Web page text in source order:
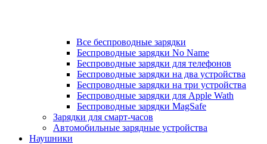
Все беспроводные зарядки
Беспроводные зарядки No Name
Беспроводные зарядки для телефонов
Беспроводные зарядки на два устройства
Беспроводные зарядки на три устройства
Беспроводные зарядки для Apple Wath
Беспроводные зарядки MagSafe
Зарядки для смарт-часов
Автомобильные зарядные устройства
Наушники